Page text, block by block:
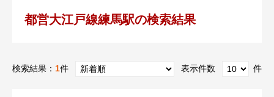
都営大江戸線練馬駅の検索結果
検索結果： 1件 表示件数 件